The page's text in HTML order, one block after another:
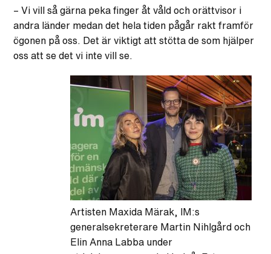
– Vi vill så gärna peka finger åt våld och orättvisor i
andra länder medan det hela tiden pågår rakt framför
ögonen på oss. Det är viktigt att stötta de som hjälper
oss att se det vi inte vill se.
Artisten Maxida Märak, IM:s
generalsekreterare Martin Nihlgård och
Elin Anna Labba under